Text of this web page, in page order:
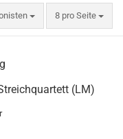
8 pro Seite
(LM)